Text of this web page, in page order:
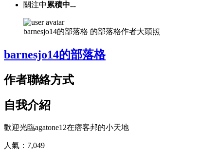
關注中 累積中...
barnesjo14的部落格 的部落格作者大頭照
barnesjo14的部落格
作者聯絡方式
自我介紹
歡迎光臨agatone12在痞客邦的小天地
人氣： 7,049